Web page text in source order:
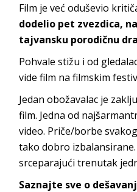
Film je već oduševio
dodelio pet zvezdica,
tajvansku porodičnu
Pohvale stižu i od
vide film na filmskim
Jedan obožavalac je
film. Jedna od
video. Priče/borbe
tako dobro
srceparajući trenutak
Saznajte sve o